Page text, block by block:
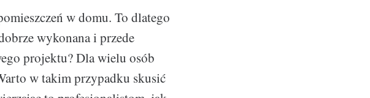
w domu. To dlatego
wykonana i przede
projektu? Dla wielu osób
w takim przypadku skusić